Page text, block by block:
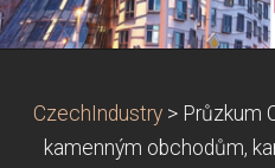
CzechIndustry > Průzkum
kamenným obchodům,